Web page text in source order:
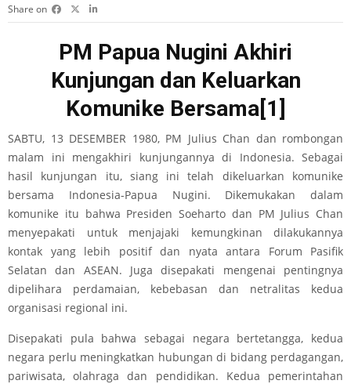
Share on
PM Papua Nugini Akhiri
Kunjungan dan Keluarkan
Komunike Bersama[1]
SABTU, 13 DESEMBER 1980, PM Julius Chan dan rombongan
malam ini mengakhiri kunjungannya di Indonesia. Sebagai
hasil kunjungan itu, siang ini telah dikeluarkan komunike
bersama Indonesia-Papua Nugini. Dikemukakan dalam
komunike itu bahwa Presiden Soeharto dan PM Julius Chan
menyepakati untuk menjajaki kemungkinan dilakukannya
kontak yang lebih positif dan nyata antara Forum Pasifik
Selatan dan ASEAN. Juga disepakati mengenai pentingnya
dipelihara perdamaian, kebebasan dan netralitas kedua
organisasi regional ini.
Disepakati pula bahwa sebagai negara bertetangga, kedua
negara perlu meningkatkan hubungan di bidang perdagangan,
pariwisata, olahraga dan pendidikan. Kedua pemerintahan